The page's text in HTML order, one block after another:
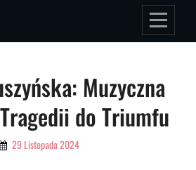
Muzyczna
do Triumfu
29 Listopada 2024